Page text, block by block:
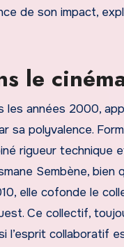
de son impact,
le
les années 2000,
sa polyvalence.
rigueur
Sembène, bien
elle cofonde le
Ce collectif,
l’esprit collaboratif